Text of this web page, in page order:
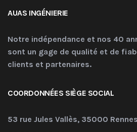
AUAS INGÉNIERIE
Notre indépendance et nos 40
sont un gage de qualité et de
clients et partenaires.
COORDONNÉES SIÈGE SOCIAL
53 rue Jules Vallès, 35000 Rennes